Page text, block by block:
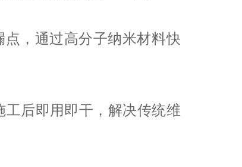
，通过高分子纳米材料快
后即用即干，解决传统维